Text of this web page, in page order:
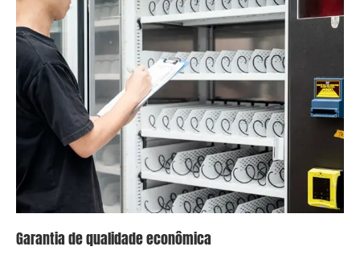
Garantia de qualidade econômica